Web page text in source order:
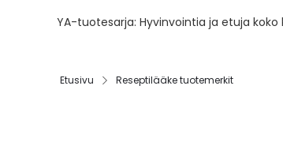
YA-tuotesarja: Hyvinvointia ja etuja
Etusivu Reseptilääke tuotemerkit